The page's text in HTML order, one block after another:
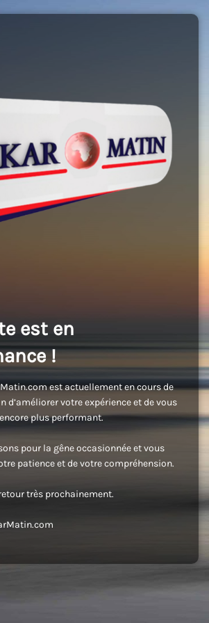
est en
!
est actuellement en cours de
d’améliorer votre expérience et de vous
plus performant.
pour la gêne occasionnée et vous
patience et de votre compréhension.
très prochainement.